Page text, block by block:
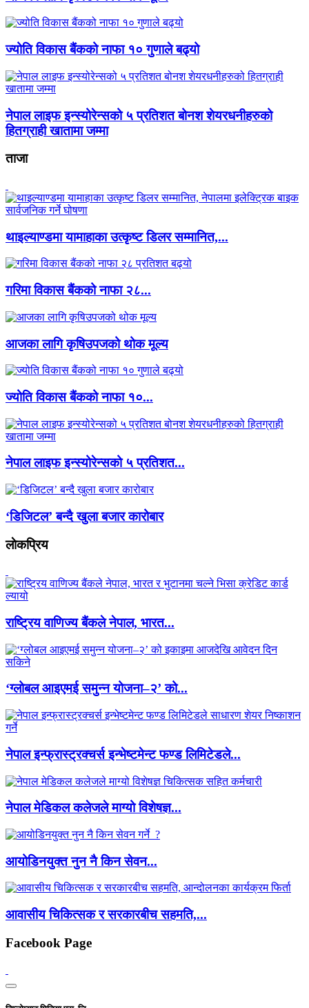
ज्योति विकास बैंकको नाफा १० गुणाले बढ्यो
नेपाल लाइफ इन्स्योरेन्सको ५ प्रतिशत बोनश शेयरधनीहरुको
हितग्राही खातामा जम्मा
ताजा
थाइल्याण्डमा यामाहाका उत्कृष्ट डिलर सम्मानित,...
गरिमा विकास बैंकको नाफा २८...
आजका लागि कृषिउपजको थोक मूल्य
ज्योति विकास बैंकको नाफा १०...
नेपाल लाइफ इन्स्योरेन्सको ५ प्रतिशत...
‘डिजिटल’ बन्दै खुला बजार कारोबार
लाेकप्रिय
राष्ट्रिय वाणिज्य बैंकले नेपाल, भारत...
‘ग्लोबल आइएमई समुन्न योजना–२’ को...
नेपाल इन्फ्रास्ट्रक्चर्स इन्भेष्टमेन्ट फण्ड लिमिटेडले...
नेपाल मेडिकल कलेजले माग्यो विशेषज्ञ...
आयोडिनयुक्त नुन नै किन सेवन...
आवासीय चिकित्सक र सरकारबीच सहमति,...
Facebook Page